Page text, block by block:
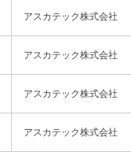
アスカテック株式会社
アスカテック株式会社
アスカテック株式会社
アスカテック株式会社